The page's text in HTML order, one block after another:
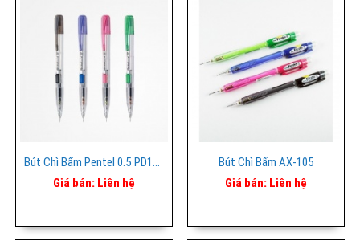
Bút Chì Bấm Pentel 0.5 PD105T
Giá bán: Liên hệ
Bút Chì Bấm AX-105
Giá bán: Liên hệ